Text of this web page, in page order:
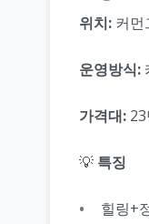
위치: 커먼
운영방식:
가격대:
💡 특징
힐링+